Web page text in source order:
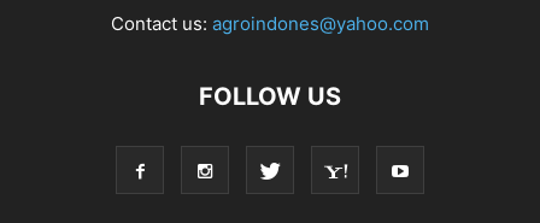
Contact us: agroindones@yahoo.com
FOLLOW US